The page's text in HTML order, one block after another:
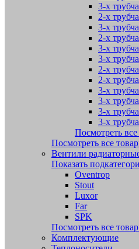
3-х
2-х
3-х
2-х
3-х
3-х
2-х
2-х
3-х
3-х
3-х
3-х
Посмотреть
Посмотреть все
Вентили
Показать
Oventrop
Stout
Luxor
Far
SPK
Посмотреть все
Комплектующие